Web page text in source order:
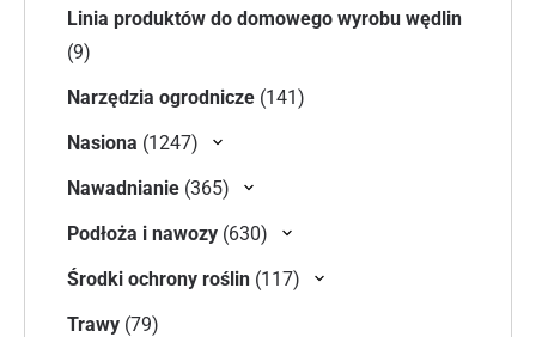
Linia produktów do domowego wyrobu wędlin
99 produktów
Narzędzia ogrodnicze 141141 produktów
Nasiona 12471247 produktów
Nawadnianie 365365 produktów
Podłoża i nawozy 630630 produktów
Środki ochrony roślin 117117 produktów
Trawy 7979 produktów